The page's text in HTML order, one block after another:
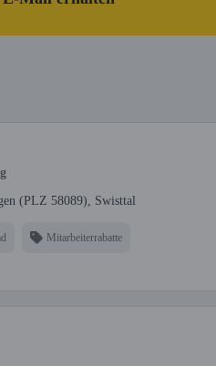
(PLZ 58089), Swisttal
Mitarbeiterrabatte